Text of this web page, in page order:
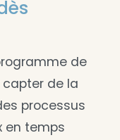
de
capter de la
processus
en temps